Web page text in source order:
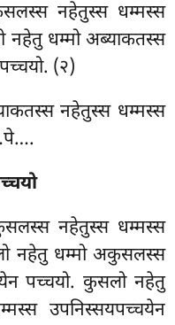
नहेतुस्स धम्मस्स
धम्मो अब्याकतस्स
(२)
नहेतुस्स धम्मस्स
नहेतुस्स धम्मस्स
नहेतु धम्मो अकुसलस्स
पच्चयो. कुसलो नहेतु
उपनिस्सयपच्चयेन